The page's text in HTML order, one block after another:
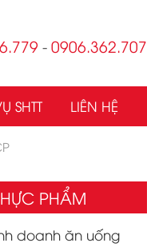
- 0906.362.707
SHTT LIÊN HỆ
PHẨM
doanh ăn uống